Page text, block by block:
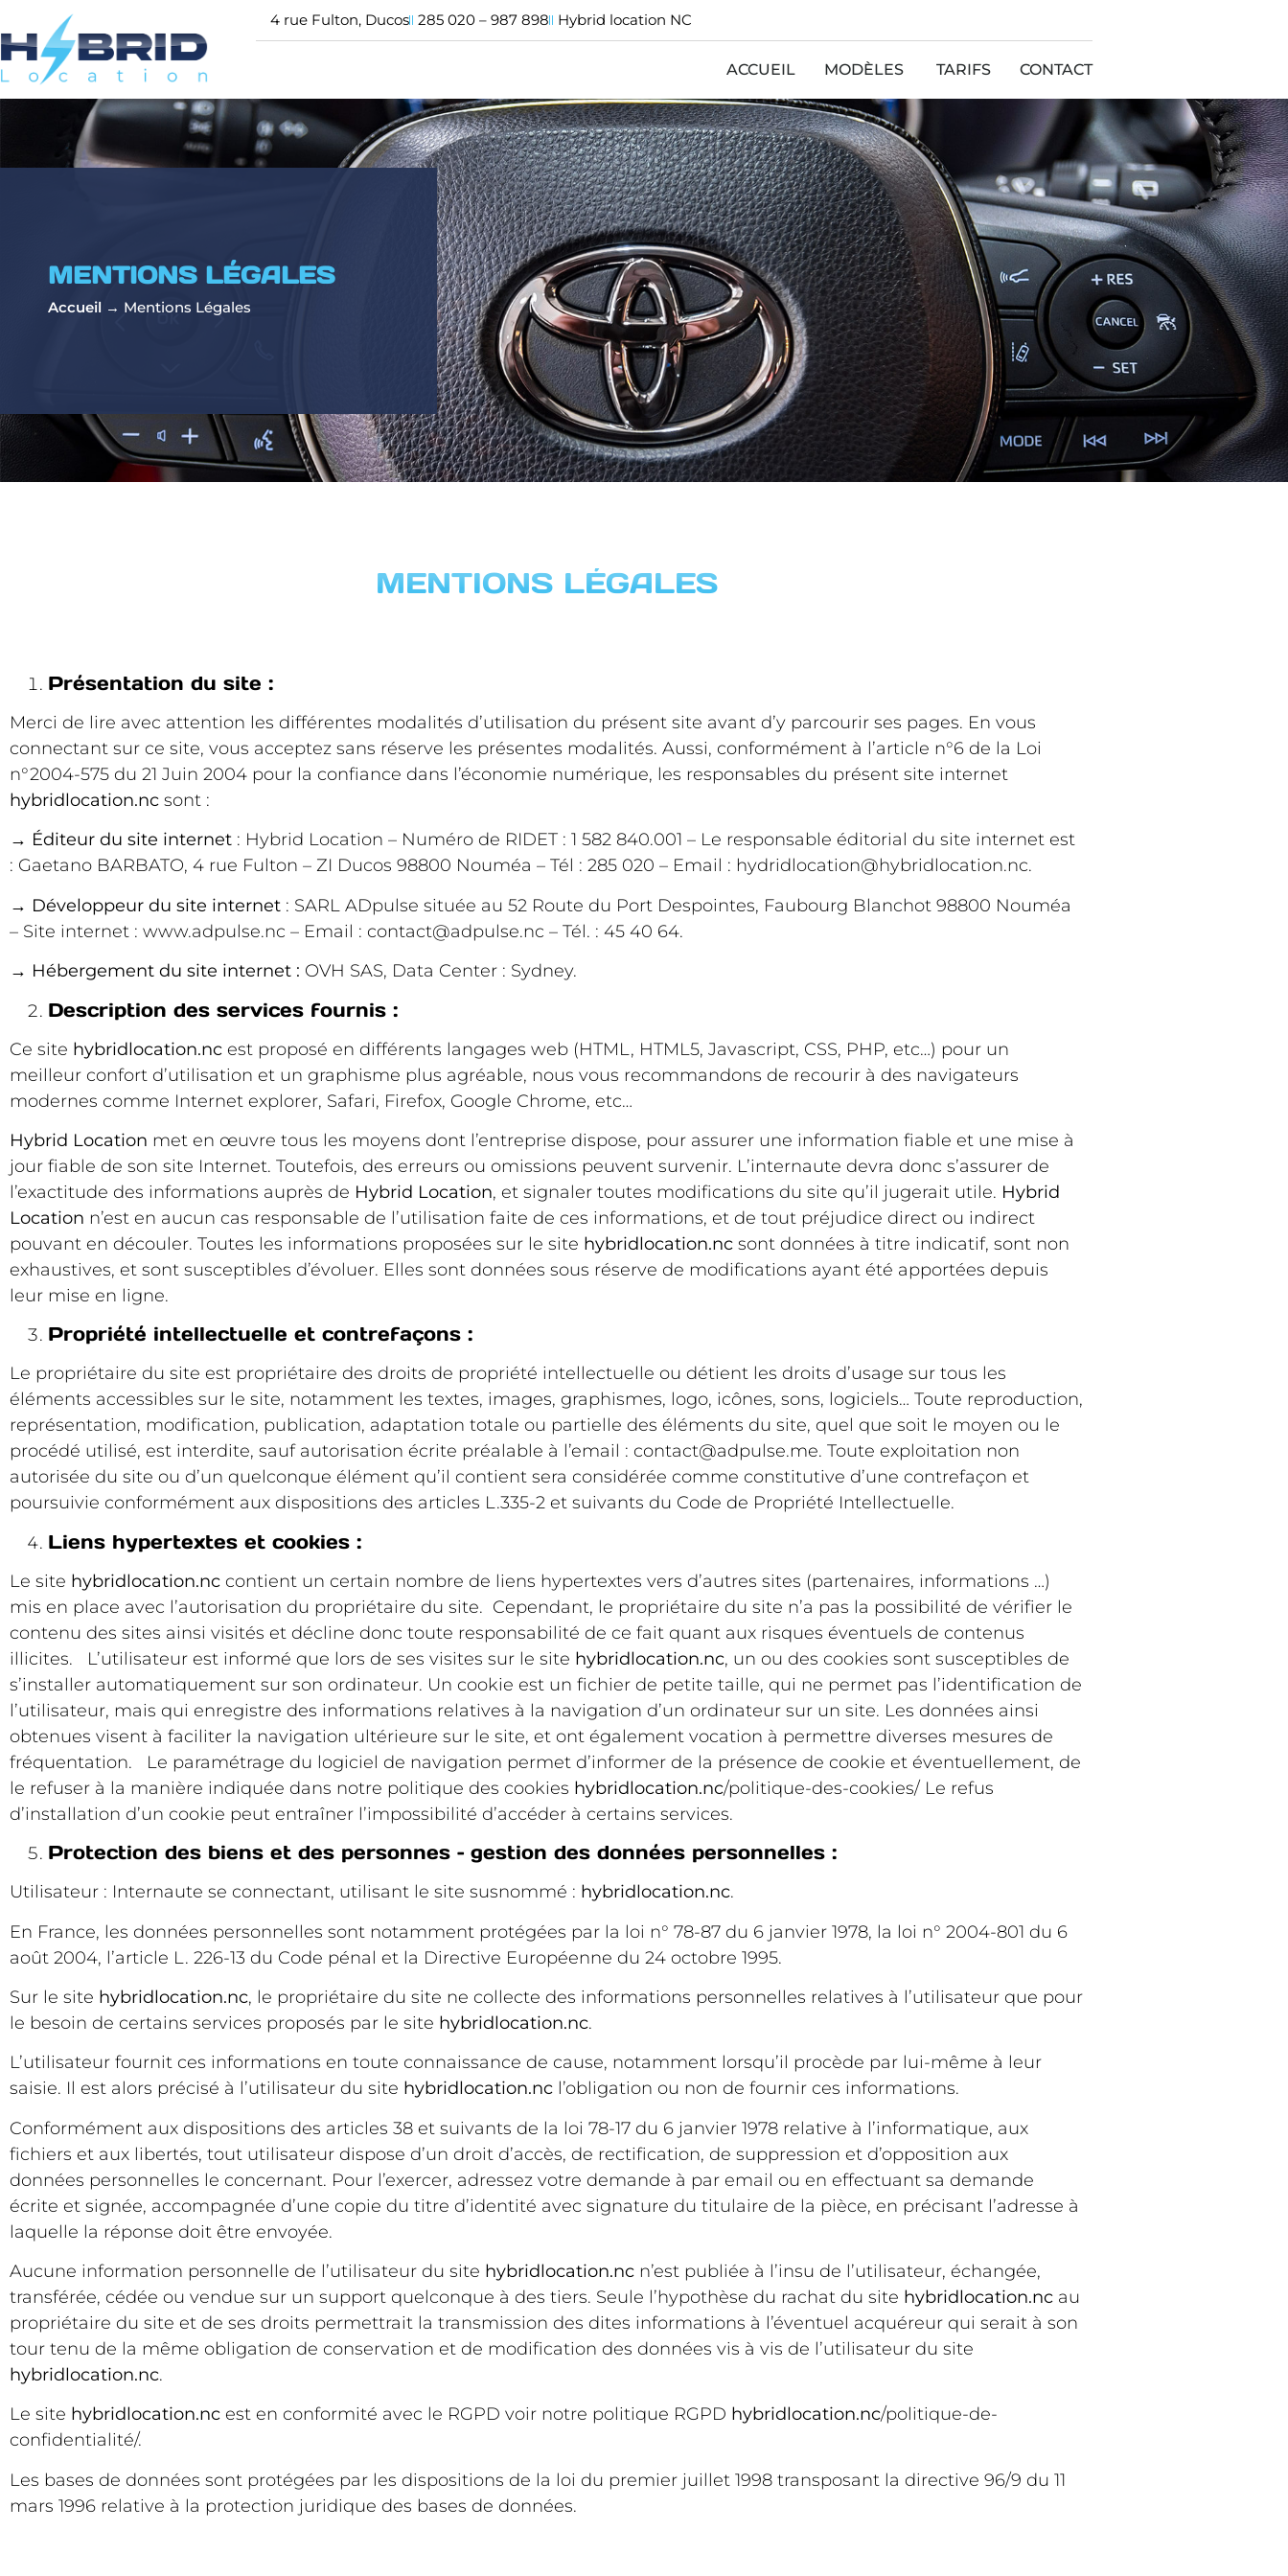
4 rue Fulton, Ducos 285 020– 987 898 Hybrid location NC
ACCUEIL MODÈLES TARIFS CONTACT
MENTIONS LÉGALES
Accueil → Mentions Légales
MENTIONS LÉGALES
Présentation du site :
Merci de lire avec attention les différentes modalités d’utilisation du présent site avant d’y parcourir ses pages. En vous
connectant sur ce site, vous acceptez sans réserve les présentes modalités. Aussi, conformément à l’article n°6 de la Loi
n°2004-575 du 21 Juin 2004 pour la confiance dans l’économie numérique, les responsables du présent site internet
hybridlocation.nc sont :
→ Éditeur du site internet : Hybrid Location – Numéro de RIDET : 1 582 840.001 – Le responsable éditorial du site internet est
: Gaetano BARBATO, 4 rue Fulton – ZI Ducos 98800 Nouméa – Tél : 285 020 – Email : hydridlocation@hybridlocation.nc.
→ Développeur du site internet : SARL ADpulse située au 52 Route du Port Despointes, Faubourg Blanchot 98800 Nouméa
– Site internet : www.adpulse.nc – Email : contact@adpulse.nc – Tél. : 45 40 64.
→ Hébergement du site internet : OVH SAS, Data Center : Sydney.
Description des services fournis :
Ce site hybridlocation.nc est proposé en différents langages web (HTML, HTML5, Javascript, CSS, PHP, etc…) pour un
meilleur confort d’utilisation et un graphisme plus agréable, nous vous recommandons de recourir à des navigateurs
modernes comme Internet explorer, Safari, Firefox, Google Chrome, etc…
Hybrid Location met en œuvre tous les moyens dont l’entreprise dispose, pour assurer une information fiable et une mise à
jour fiable de son site Internet. Toutefois, des erreurs ou omissions peuvent survenir. L’internaute devra donc s’assurer de
l’exactitude des informations auprès de Hybrid Location, et signaler toutes modifications du site qu’il jugerait utile. Hybrid
Location n’est en aucun cas responsable de l’utilisation faite de ces informations, et de tout préjudice direct ou indirect
pouvant en découler. Toutes les informations proposées sur le site hybridlocation.nc sont données à titre indicatif, sont non
exhaustives, et sont susceptibles d’évoluer. Elles sont données sous réserve de modifications ayant été apportées depuis
leur mise en ligne.
Propriété intellectuelle et contrefaçons :
Le propriétaire du site est propriétaire des droits de propriété intellectuelle ou détient les droits d’usage sur tous les
éléments accessibles sur le site, notamment les textes, images, graphismes, logo, icônes, sons, logiciels… Toute reproduction,
représentation, modification, publication, adaptation totale ou partielle des éléments du site, quel que soit le moyen ou le
procédé utilisé, est interdite, sauf autorisation écrite préalable à l’email : contact@adpulse.me. Toute exploitation non
autorisée du site ou d’un quelconque élément qu’il contient sera considérée comme constitutive d’une contrefaçon et
poursuivie conformément aux dispositions des articles L.335-2 et suivants du Code de Propriété Intellectuelle.
Liens hypertextes et cookies :
Le site hybridlocation.nc contient un certain nombre de liens hypertextes vers d’autres sites (partenaires, informations …)
mis en place avec l’autorisation du propriétaire du site. Cependant, le propriétaire du site n’a pas la possibilité de vérifier le
contenu des sites ainsi visités et décline donc toute responsabilité de ce fait quant aux risques éventuels de contenus
illicites. L’utilisateur est informé que lors de ses visites sur le site hybridlocation.nc, un ou des cookies sont susceptibles de
s’installer automatiquement sur son ordinateur. Un cookie est un fichier de petite taille, qui ne permet pas l’identification de
l’utilisateur, mais qui enregistre des informations relatives à la navigation d’un ordinateur sur un site. Les données ainsi
obtenues visent à faciliter la navigation ultérieure sur le site, et ont également vocation à permettre diverses mesures de
fréquentation. Le paramétrage du logiciel de navigation permet d’informer de la présence de cookie et éventuellement, de
le refuser à la manière indiquée dans notre politique des cookies hybridlocation.nc/politique-des-cookies/ Le refus
d’installation d’un cookie peut entraîner l’impossibilité d’accéder à certains services.
Protection des biens et des personnes – gestion des données personnelles :
Utilisateur : Internaute se connectant, utilisant le site susnommé : hybridlocation.nc.
En France, les données personnelles sont notamment protégées par la loi n° 78-87 du 6 janvier 1978, la loi n° 2004-801 du 6
août 2004, l’article L. 226-13 du Code pénal et la Directive Européenne du 24 octobre 1995.
Sur le site hybridlocation.nc, le propriétaire du site ne collecte des informations personnelles relatives à l’utilisateur que pour
le besoin de certains services proposés par le site hybridlocation.nc.
L’utilisateur fournit ces informations en toute connaissance de cause, notamment lorsqu’il procède par lui-même à leur
saisie. Il est alors précisé à l’utilisateur du site hybridlocation.nc l’obligation ou non de fournir ces informations.
Conformément aux dispositions des articles 38 et suivants de la loi 78-17 du 6 janvier 1978 relative à l’informatique, aux
fichiers et aux libertés, tout utilisateur dispose d’un droit d’accès, de rectification, de suppression et d’opposition aux
données personnelles le concernant. Pour l’exercer, adressez votre demande à par email ou en effectuant sa demande
écrite et signée, accompagnée d’une copie du titre d’identité avec signature du titulaire de la pièce, en précisant l’adresse à
laquelle la réponse doit être envoyée.
Aucune information personnelle de l’utilisateur du site hybridlocation.nc n’est publiée à l’insu de l’utilisateur, échangée,
transférée, cédée ou vendue sur un support quelconque à des tiers. Seule l’hypothèse du rachat du site hybridlocation.nc au
propriétaire du site et de ses droits permettrait la transmission des dites informations à l’éventuel acquéreur qui serait à son
tour tenu de la même obligation de conservation et de modification des données vis à vis de l’utilisateur du site
hybridlocation.nc.
Le site hybridlocation.nc est en conformité avec le RGPD voir notre politique RGPD hybridlocation.nc/politique-de-
confidentialité/.
Les bases de données sont protégées par les dispositions de la loi du premier juillet 1998 transposant la directive 96/9 du 11
mars 1996 relative à la protection juridique des bases de données.